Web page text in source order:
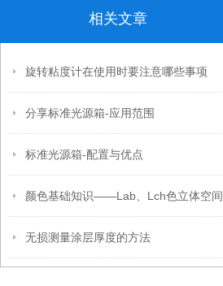
相关文章
旋转粘度计在使用时要注意哪些事项
分享标准光源箱-应用范围
标准光源箱-配置与优点
颜色基础知识——Lab、Lch色立体空间
无损测量涂层厚度的方法